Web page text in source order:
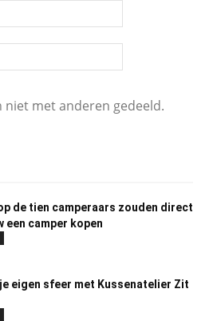
niet met anderen gedeeld.
de tien camperaars zouden direct
een camper kopen
eigen sfeer met Kussenatelier Zit